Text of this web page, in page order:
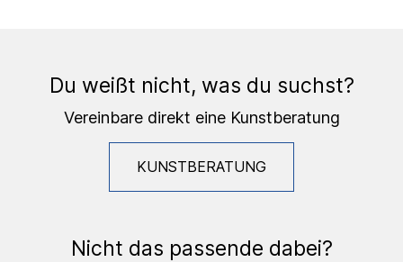
Du weißt nicht, was du suchst?
Vereinbare direkt eine Kunstberatung
KUNSTBERATUNG
Nicht das passende dabei?